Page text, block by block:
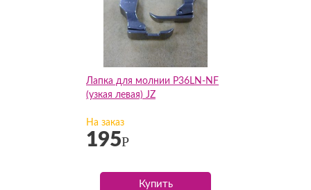
Лапка для молнии P36LN-NF
(узкая левая) JZ
На заказ
195Р
Купить